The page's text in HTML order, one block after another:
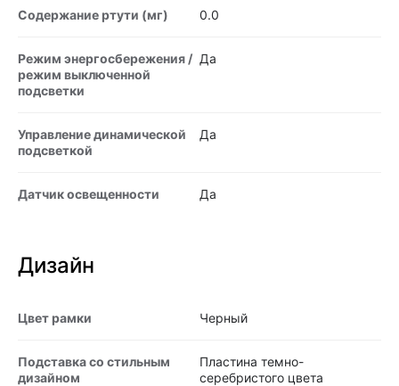
Содержание ртути (мг) 0.0
Режим энергосбережения /
режим выключенной
подсветки
Да
Управление динамической
подсветкой
Да
Датчик освещенности Да
Дизайн
Цвет рамки Черный
Подставка со стильным
дизайном
Пластина темно-
серебристого цвета